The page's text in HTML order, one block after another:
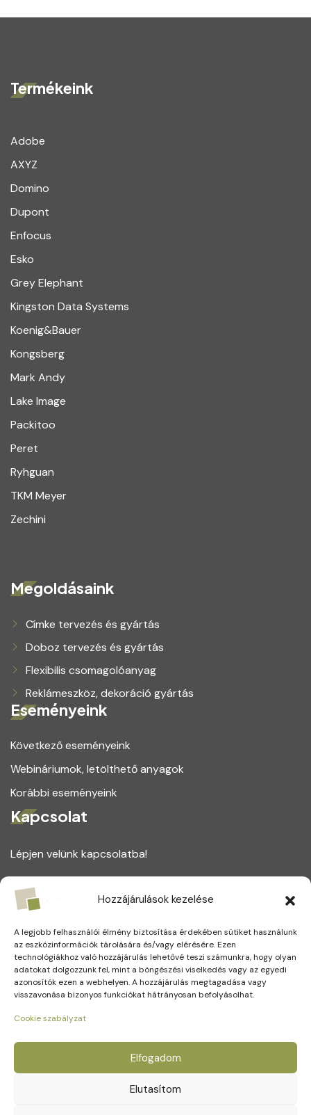
Hozzájárulások kezelése
A legjobb felhasználói élmény biztosítása érdekében sütiket használunk
az eszközinformációk tárolására és/vagy elérésére. Ezen
technológiákhoz való hozzájárulás lehetővé teszi számunkra, hogy olyan
adatokat dolgozzunk fel, mint a böngészési viselkedés vagy az egyedi
azonosítók ezen a webhelyen. A hozzájárulás megtagadása vagy
visszavonása bizonyos funkciókat hátrányosan befolyásolhat.
Cookie szabályzat
Elfogadom
Elutasítom
Termékeink
Adobe
AXYZ
Domino
Dupont
Enfocus
Esko
Grey Elephant
Kingston Data Systems
Koenig&Bauer
Kongsberg
Mark Andy
Lake Image
Packitoo
Peret
Ryhguan
TKM Meyer
Zechini
Megoldásaink
Címke tervezés és gyártás
Doboz tervezés és gyártás
Flexibilis csomagolóanyag
Reklámeszköz, dekoráció gyártás
Eseményeink
Következő eseményeink
Webináriumok, letölthető anyagok
Korábbi eseményeink
Kapcsolat
Lépjen velünk kapcsolatba!
1164 Budapest, Magtár utca 75.
+(36) 1 221 5123
info@partners.hu
Social Media